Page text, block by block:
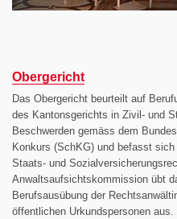
Obergericht
Das Obergericht beurteilt auf
des Kantonsgerichts in Zivil- und
Beschwerden gemäss dem
Konkurs (SchKG) und befasst
Staats- und
Anwaltsaufsichtskommission übt
Berufsausübung der
öffentlichen Urkundspersonen aus.